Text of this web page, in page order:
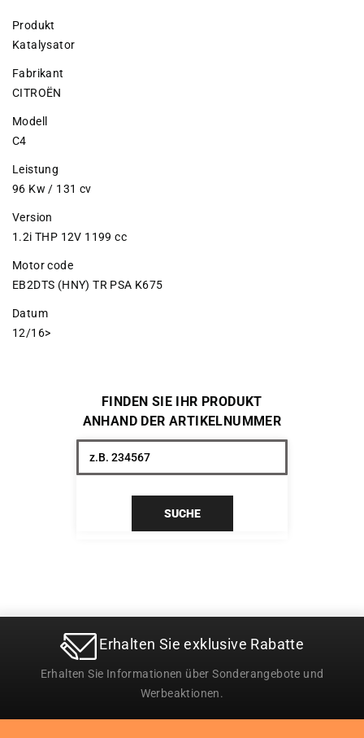
Produkt
Katalysator
Fabrikant
CITROËN
Modell
C4
Leistung
96 Kw / 131 cv
Version
1.2i THP 12V 1199 cc
Motor code
EB2DTS (HNY) TR PSA K675
Datum
12/16>
FINDEN SIE IHR PRODUKT
ANHAND DER ARTIKELNUMMER
SUCHE
Erhalten Sie exklusive Rabatte
Erhalten Sie Informationen über Sonderangebote und
Werbeaktionen.